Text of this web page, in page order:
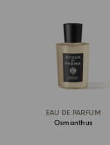
EAU DE PARFUM
Osmanthus